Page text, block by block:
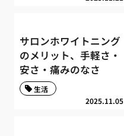
サロンホワイトニング
のメリット、手軽さ・
安さ・痛みのなさ
2025.11.05
生活